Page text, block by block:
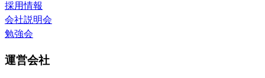
採用情報
会社説明会
勉強会
運営会社